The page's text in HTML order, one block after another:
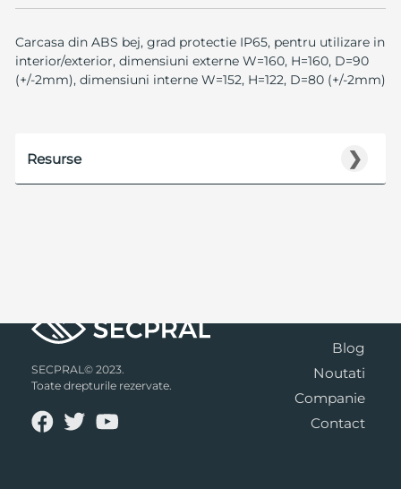
Carcasa din ABS bej, grad protectie IP65, pentru utilizare in
interior/exterior, dimensiuni externe W=160, H=160, D=90
(+/-2mm), dimensiuni interne W=152, H=122, D=80 (+/-2mm)
❯
Resurse
SECPRAL© 2023.
Toate drepturile rezervate.
Blog
Noutati
Companie
Contact